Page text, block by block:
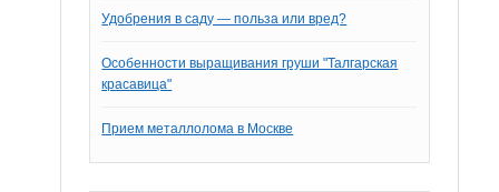
Удобрения в саду — польза или вред?
Особенности выращивания груши "Талгарская
красавица"
Прием металлолома в Москве